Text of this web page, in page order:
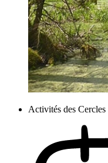
Activités des Cercles